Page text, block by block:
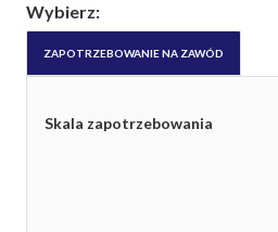
Wybierz:
ZAPOTRZEBOWANIE NA ZAWÓD
Skala zapotrzebowania